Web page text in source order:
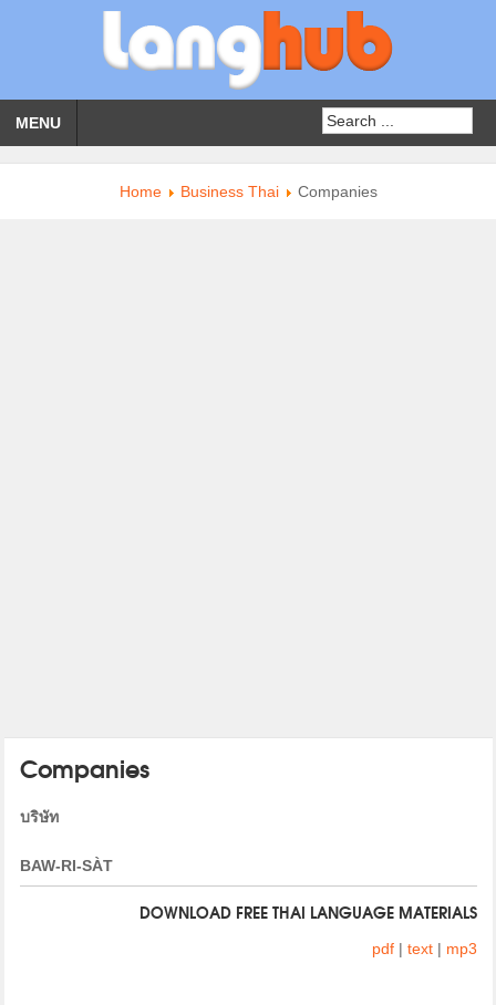
MENU
Home Business Thai Companies
Companies
บริษัท
BAW-RI-SÀT
DOWNLOAD FREE THAI LANGUAGE MATERIALS
pdf| text| mp3